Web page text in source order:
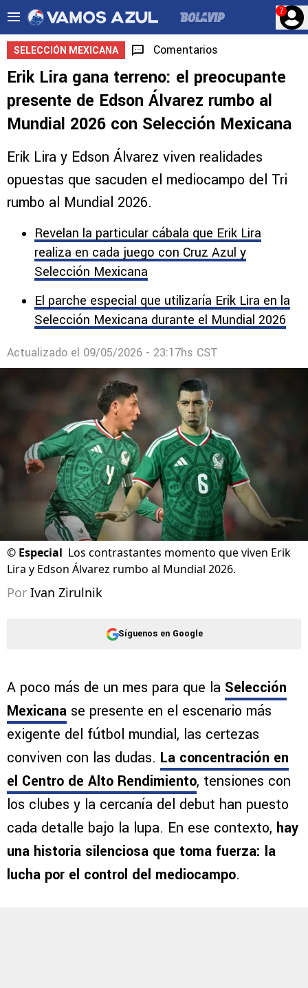
?
SELECCIÓN MEXICANA Comentarios
Erik Lira gana terreno: el preocupante
presente de Edson Álvarez rumbo al
Mundial 2026 con Selección Mexicana
Erik Lira y Edson Álvarez viven realidades
opuestas que sacuden el mediocampo del Tri
rumbo al Mundial 2026.
Revelan la particular cábala que Erik Lira
realiza en cada juego con Cruz Azul y
Selección Mexicana
El parche especial que utilizaría Erik Lira en la
Selección Mexicana durante el Mundial 2026
Actualizado el 09/05/2026 - 23:17hs CST
© Especial Los contrastantes momento que viven Erik
Lira y Edson Álvarez rumbo al Mundial 2026.
Por Ivan Zirulnik
Síguenos en Google
A poco más de un mes para que la Selección
Mexicana se presente en el escenario más
exigente del fútbol mundial, las certezas
conviven con las dudas. La concentración en
el Centro de Alto Rendimiento, tensiones con
los clubes y la cercanía del debut han puesto
cada detalle bajo la lupa. En ese contexto, hay
una historia silenciosa que toma fuerza: la
lucha por el control del mediocampo.